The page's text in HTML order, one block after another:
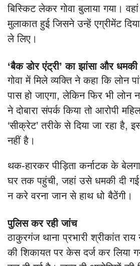
बिस्किट लेकर गोवा बुलाया गया।
मुलाकात हुई जिसने उन्हें एग्रीमेंट
ले लिए।
‘बैक डोर एंट्री’ का झांसा और धमकी
गोवा में मिले व्यक्ति ने कहा कि लोन
पास हो जाएगा, लेकिन फिर भी लोन
ने दोबारा संपर्क किया तो आरोपी
‘सीक्रेट’ तरीके से दिया जा रहा है,
नहीं है।
थक-हारकर पीड़िता कर्नाटक के
घर तक पहुंची, जहां उसे धमकी दी गई
न करे वरना जान से हाथ धो बैठेंगी।
पुलिस कर रही जांच
ठाकुरगंज थाना प्रभारी श्रीकांत राय
की शिकायत पर केस दर्ज कर लिया